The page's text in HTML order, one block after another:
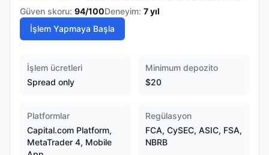
Güven skoru: 94/100Deneyim: 7yıl
İşlem Yapmaya Başla
İşlem ücretleri
Spread only
Minimum depozito
$20
Platformlar
Capital.com Platform,
MetaTrader 4, Mobile
Regülasyon
FCA, CySEC, ASIC, FSA,
NBRB